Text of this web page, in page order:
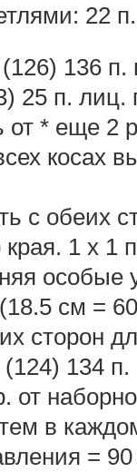
22
136
25 п. лиц.
от * еще 2
косах
с обеих
края. 1 х
особые
см =
сторон
134
от
в
=